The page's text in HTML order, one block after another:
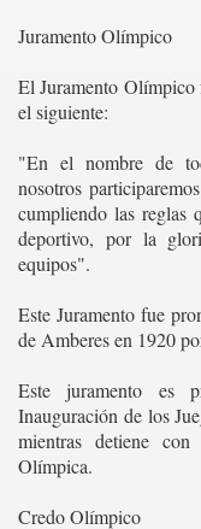
Juramento Olímpico
El Juramento
el siguiente:
"En el nombre de
nosotros
cumpliendo las reglas
deportivo, por la
equipos".
Este Juramento fue
de Amberes en 1920
Este juramento es
Inauguración de los
mientras detiene
Olímpica.
Credo Olímpico